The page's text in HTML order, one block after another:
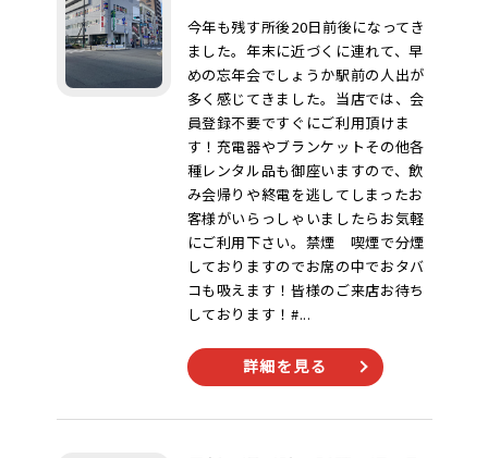
今年も残す所後20日前後になってき
ました。年末に近づくに連れて、早
めの忘年会でしょうか駅前の人出が
多く感じてきました。当店では、会
員登録不要ですぐにご利用頂けま
す！充電器やブランケットその他各
種レンタル品も御座いますので、飲
み会帰りや終電を逃してしまったお
客様がいらっしゃいましたらお気軽
にご利用下さい。禁煙 喫煙で分煙
しておりますのでお席の中でおタバ
コも吸えます！皆様のご来店お待ち
しております！#...
詳細を見る